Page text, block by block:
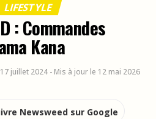
LIFESTYLE
: Commandes
Kana
17 juillet 2024 - Mis à jour le 12 mai 2026
Newsweed sur Google